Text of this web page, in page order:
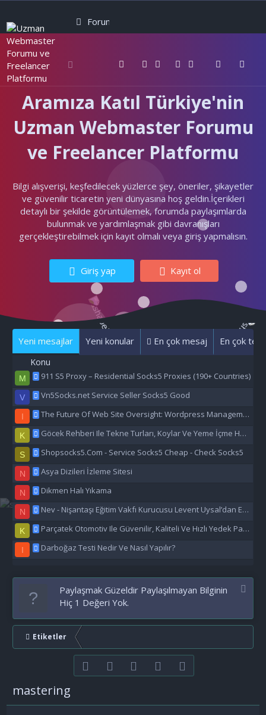
Forumlar
Aramıza Katıl Türkiye'nin
Uzman Webmaster Forumu
ve Freelancer Platformu
Bilgi alışverişi, keşfedilecek yüzlerce şey, öneriler, şikayetler
ve güvenilir ticaretin yeni dünyasına hoş geldin.İçerikleri
detaylı bir şekilde görüntülemek, forumda paylaşımlarda
bulunmak ve yardımlaşmak gibi davranışları
gerçekleştirebilmek için kayıt olmalı veya giriş yapmalısın.
Giriş yap Kayıt ol
Yeni mesajlar Yeni konular En çok mesaj En çok
Konu
M 911 S5 Proxy – Residential Socks5 Proxies (190+ Countries)
V Vn5Socks.net Service Seller Socks5 Good
I The Future Of Web Site Oversight: Wordpress Management Aı
K Göcek Rehberi Ile Tekne Turları, Koylar Ve Yeme İçme Hakkında Eşsiz Bilgiler
S Shopsocks5.Com - Service Socks5 Cheap - Check Socks5
N Asya Dizileri İzleme Sitesi
N Dikmen Halı Yıkama
N Nev - Nişantaşı Eğitim Vakfı Kurucusu Levent Uysal’dan Eğitime Büyük Destek
K Parçatek Otomotiv Ile Güvenilir, Kaliteli Ve Hızlı Yedek Parça Çözümleri
I Darboğaz Testi Nedir Ve Nasıl Yapılır?
Paylaşmak Güzeldir Paylaşılmayan Bilginin
Hiç 1 Değeri Yok.
Etiketler
FacebookTwitter youtubeBize ulaşın
mastering